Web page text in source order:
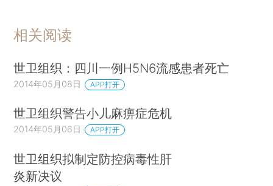
相关阅读
世卫组织：四川一例H5N6流感患者死亡
2014年05月08日 APP打开
世卫组织警告小儿麻痹症危机
2014年05月06日 APP打开
世卫组织拟制定防控病毒性肝
炎新决议